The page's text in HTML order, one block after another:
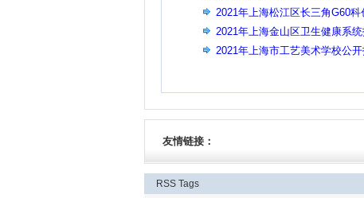
2021年上海松江区长三角G60
2021年上海金山区卫生健康系统
2021年上海市工艺美术学校公
友情链接：
RSS Tags